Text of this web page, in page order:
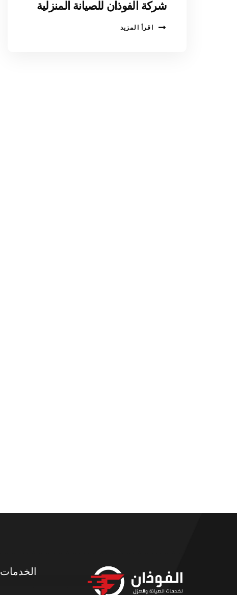
شركة الفوذان للصيانة المنزلية
اقرأ المزيد
الخدمات